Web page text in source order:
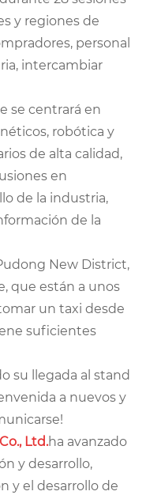
y regiones de
personal
intercambiar
se centrará en
robótica y
de alta calidad,
en
de la industria,
de la
New District,
que están a unos
un taxi desde
suficientes
su llegada al stand
a nuevos y
Ltd.ha avanzado
y desarrollo,
y el desarrollo de